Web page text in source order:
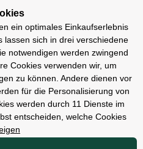
Filialen
ein optimales Einkaufserlebnis
lassen sich in drei verschiedene
notwendigen werden zwingend
Cookies verwenden wir, um
zu können. Andere dienen vor
für die Personalisierung von
werden durch 11 Dienste im
entscheiden, welche Cookies